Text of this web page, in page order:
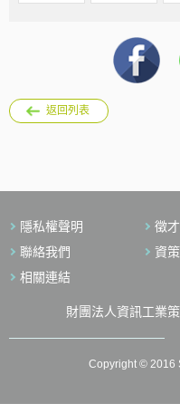
返回列表
隱私權聲明 徵
聯絡我們
資
相關連結
財團法人資訊工業
Copyright © 2016